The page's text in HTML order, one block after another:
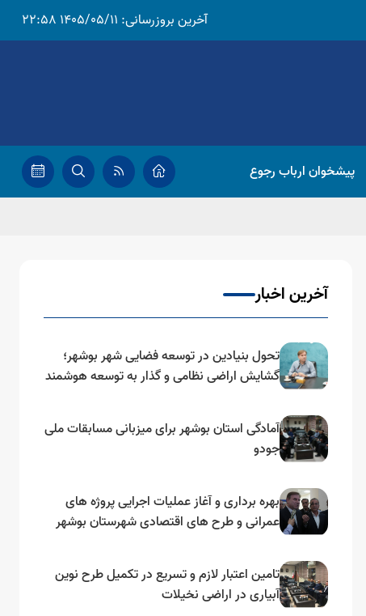
آخرین بروزرسانی: 1405/05/11 22:58
پیشخوان ارباب رجوع
آخرین اخبار
تحول بنیادین در توسعه فضایی شهر بوشهر؛
گشایش اراضی نظامی و گذار به توسعه هوشمند
آمادگی استان بوشهر برای میزبانی مسابقات ملی
جودو
بهره برداری و آغاز عملیات اجرایی پروژه های
عمرانی و طرح های اقتصادی شهرستان بوشهر
تامین اعتبار لازم و تسریع در تکمیل طرح نوین
آبیاری در اراضی نخیلات